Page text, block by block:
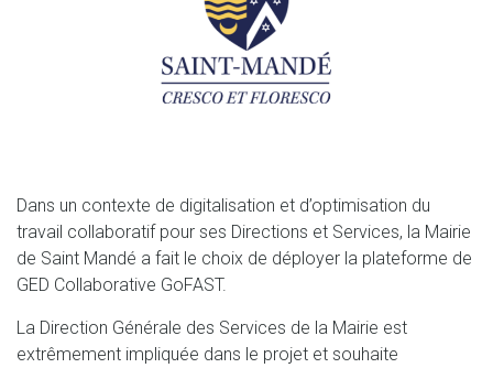
Dans un contexte de digitalisation et d’optimisation du
travail collaboratif pour ses Directions et Services, la Mairie
de Saint Mandé a fait le choix de déployer la plateforme de
GED Collaborative GoFAST.
La Direction Générale des Services de la Mairie est
extrêmement impliquée dans le projet et souhaite